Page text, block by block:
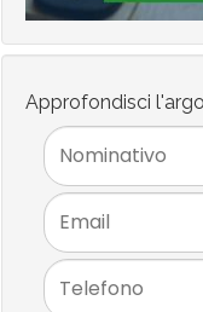
Approfondisci